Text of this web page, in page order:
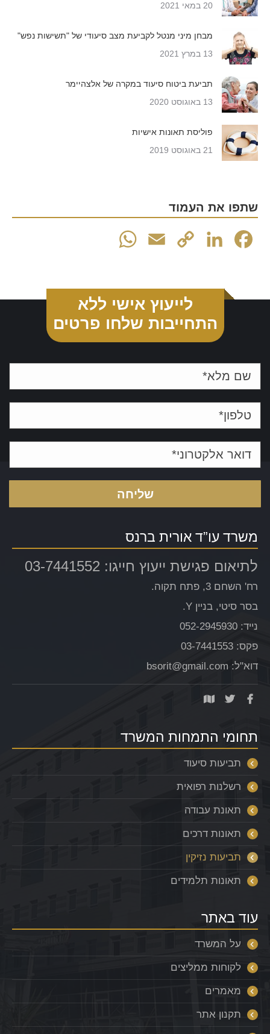
20 במאי 2021
מבחן מיני מנטל לקביעת מצב סיעודי של "תשישות נפש"
13 במרץ 2021
תביעת ביטוח סיעוד במקרה של אלצהיימר
13 באוגוסט 2020
פוליסת תאונות אישיות
21 באוגוסט 2019
שתפו את העמוד
Facebook
LinkedIn
Copy
Email
לייעוץ אישי ללא
התחייבות שלחו פרטים
משרד עו”ד אורית ברנס
לתיאום פגישת ייעוץ חייגו: 03-7441552
רח' השחם 3, פתח תקוה.
בסר סיטי, בניין Y.
נייד: 052-2945930
פקס: 03-7441553
דוא"ל: bsorit@gmail.com
תחומי התמחות המשרד
תביעות סיעוד
רשלנות רפואית
תאונת עבודה
תאונות דרכים
תביעות נזיקין
תאונות תלמידים
עוד באתר
על המשרד
לקוחות ממליצים
מאמרים
תקנון אתר